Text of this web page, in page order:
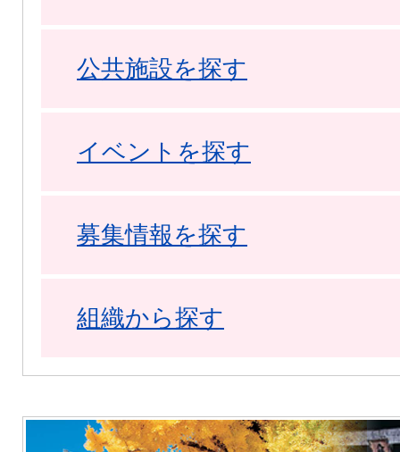
公共施設を探す
イベントを探す
募集情報を探す
組織から探す